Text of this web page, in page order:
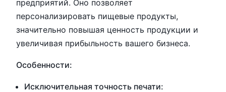
предприятий. Оно позволяет
персонализировать пищевые продукты,
значительно повышая ценность продукции и
увеличивая прибыльность вашего бизнеса.
Особенности:
Исключительная точность печати: